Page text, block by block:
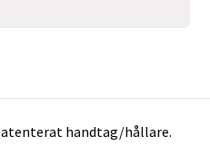
handtag/hållare.